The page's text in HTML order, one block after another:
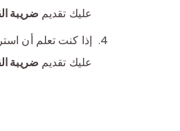
عليك تقديم ضريبة
إذا كنت تعلم أن
عليك تقديم ضريبة